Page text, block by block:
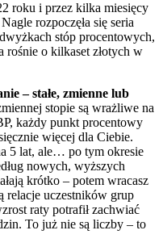
roku i przez kilka miesięcy
rozpoczęła się seria
stóp procentowych,
rośnie o kilkaset złotych w
– stałe, zmienne lub
stopie są wrażliwe na
każdy punkt procentowy
więcej dla Ciebie.
5 lat, ale… po tym okresie
nowych, wyższych
krótko – potem wracasz
relacje uczestników grup
raty potrafił zachwiać
To już nie są liczby – to